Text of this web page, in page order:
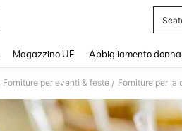
Magazzino UE Abbigliamento donna
Forniture per eventi & feste / Forniture per la